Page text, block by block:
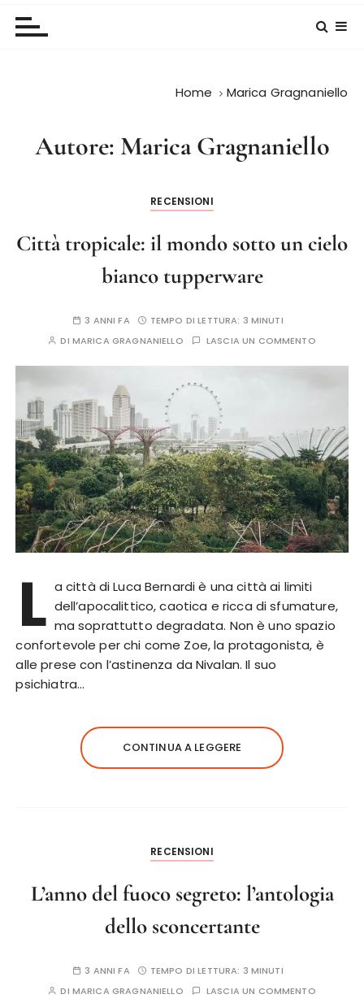
Home Marica Gragnaniello
Autore: Marica Gragnaniello
RECENSIONI
Città tropicale: il mondo sotto un cielo
bianco tupperware
3 ANNI FA TEMPO DI LETTURA: 3 MINUTI
DI MARICA GRAGNANIELLO LASCIA UN COMMENTO
L a città di Luca Bernardi è una città ai limiti
dell’apocalittico, caotica e ricca di sfumature,
ma soprattutto degradata. Non è uno spazio
confortevole per chi come Zoe, la protagonista, è
alle prese con l’astinenza da Nivalan. Il suo
psichiatra…
CONTINUA A LEGGERE
RECENSIONI
L’anno del fuoco segreto: l’antologia
dello sconcertante
3 ANNI FA TEMPO DI LETTURA: 3 MINUTI
DI MARICA GRAGNANIELLO LASCIA UN COMMENTO